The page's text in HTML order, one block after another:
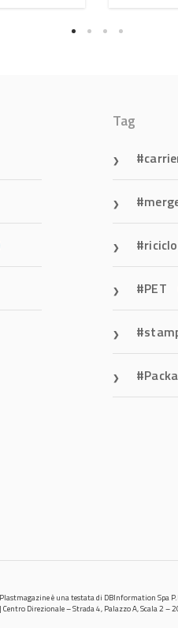
Tag
PET
Plastmagazine è una testata di DBInformation Spa
| Centro Direzionale – Strada 4, Palazzo A, Scala 2 –